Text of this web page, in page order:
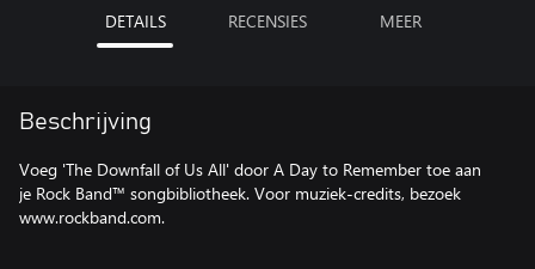
DETAILS RECENSIES MEER
Beschrijving
Voeg 'The Downfall of Us All' door A Day to Remember toe aan
je Rock Band™ songbibliotheek. Voor muziek-credits, bezoek
www.rockband.com.